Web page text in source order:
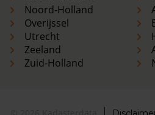
Noord-Holland
Overijssel
Utrecht
Zeeland
Zuid-Holland